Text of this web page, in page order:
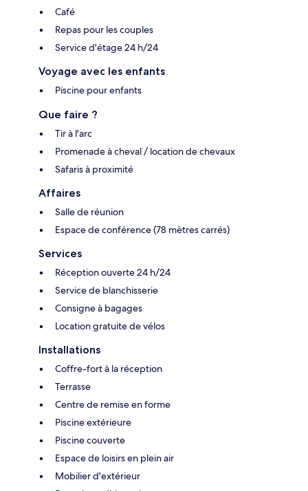
Café
Repas pour les couples
Service d'étage 24 h/24
Voyage avec les enfants
Piscine pour enfants
Que faire ?
Tir à l'arc
Promenade à cheval / location de chevaux
Safaris à proximité
Affaires
Salle de réunion
Espace de conférence (78 mètres carrés)
Services
Réception ouverte 24 h/24
Service de blanchisserie
Consigne à bagages
Location gratuite de vélos
Installations
Coffre-fort à la réception
Terrasse
Centre de remise en forme
Piscine extérieure
Piscine couverte
Espace de loisirs en plein air
Mobilier d'extérieur